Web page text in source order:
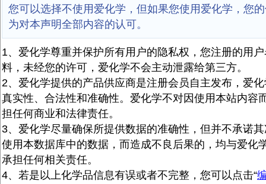
您可以选择不使用爱化学，但如果您使用爱化学，您
为对本声明全部内容的认可。
1、爱化学尊重并保护所有用户的隐私权，您注册的用
料，未经您的许可，爱化学不会主动泄露给第三方。
2、爱化学提供的产品供应商是注册会员自主发布，爱
真实性、合法性和准确性。爱化学不对因使用本站内容
担任何商业和法律责任。
3、爱化学尽量确保所提供数据的准确性，但并不承诺
使用本数据库中的数据，而造成不良后果的，均与爱化
承担任何相关责任。
4、若是以上化学品信息有误或者不完整，您可以点击“